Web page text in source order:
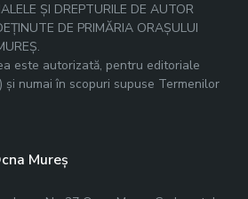
ȘI DREPTURILE DE AUTOR
DE PRIMĂRIA ORAȘULUI
este autorizată, pentru editoriale
și numai în scopuri supuse Termenilor
Mureș